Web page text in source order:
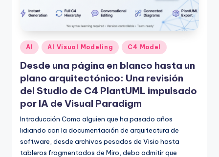
Publicado
en
AI AI Visual Modeling C4 Model
Desde una página en blanco hasta un
plano arquitectónico: Una revisión
del Studio de C4 PlantUML impulsado
por IA de Visual Paradigm
Introducción Como alguien que ha pasado años
lidiando con la documentación de arquitectura de
software, desde archivos pesados de Visio hasta
tableros fragmentados de Miro, debo admitir que